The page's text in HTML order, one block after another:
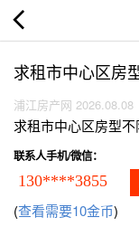
求租市中心区房
浦江房产网 2026.08.08
求租市中心区房型
联系人手机/微信：
130****3855
(查看需要10金币)